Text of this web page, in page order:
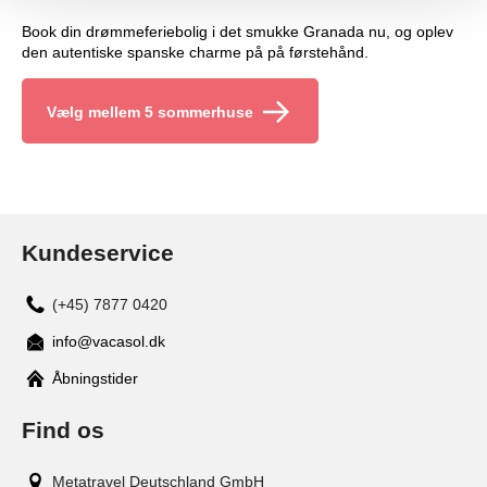
Book din drømmeferiebolig i det smukke Granada nu, og oplev
den autentiske spanske charme på på førstehånd.
Vælg mellem 5 sommerhuse
Kundeservice
(+45) 7877 0420
info@vacasol.dk
Åbningstider
Find os
Metatravel Deutschland GmbH